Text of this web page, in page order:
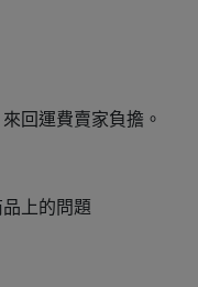
回運費賣家負擔。
上的問題